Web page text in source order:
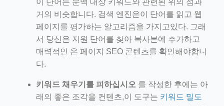
이 단어는 문맥 대상 키워드와 관련된 위의 점과
거의 비슷합니다. 검색 엔진은이 단어를 읽고 웹
페이지를 평가하는 알고리즘을 가지고있다. 그래
서 당신은 지원 단어를 찾아 복사본에 추가하고
매력적인 온 페이지 SEO 콘텐츠를 확인해야합니
다.
키워드 채우기를 피하십시오 를 작성한 후에는 아
래의 좋은 조각을 컨텐츠,이 도구는 키워드 밀도